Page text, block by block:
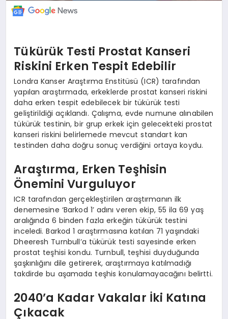
Tükürük Testi Prostat Kanseri
Riskini Erken Tespit Edebilir
Londra Kanser Araştırma Enstitüsü (ICR) tarafından
yapılan araştırmada, erkeklerde prostat kanseri riskini
daha erken tespit edebilecek bir tükürük testi
geliştirildiği açıklandı. Çalışma, evde numune alınabilen
tükürük testinin, bir grup erkek için gelecekteki prostat
kanseri riskini belirlemede mevcut standart kan
testinden daha doğru sonuç verdiğini ortaya koydu.
Araştırma, Erken Teşhisin
Önemini Vurguluyor
ICR tarafından gerçekleştirilen araştırmanın ilk
denemesine ‘Barkod 1’ adını veren ekip, 55 ila 69 yaş
aralığında 6 binden fazla erkeğin tükürük testini
inceledi. Barkod 1 araştırmasına katılan 71 yaşındaki
Dheeresh Turnbull’a tükürük testi sayesinde erken
prostat teşhisi kondu. Turnbull, teşhisi duyduğunda
şaşkınlığını dile getirerek, araştırmaya katılmadığı
takdirde bu aşamada teşhis konulamayacağını belirtti.
2040’a Kadar Vakalar İki Katına
Çıkacak